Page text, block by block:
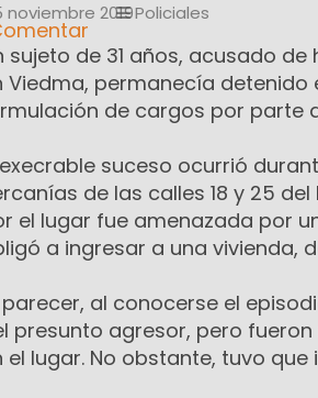
noviembre 2019Policiales
sujeto de 31 años, acusado
Viedma, permanecía
de cargos por parte
execrable suceso ocurrió
de las calles 18 y 25
el lugar fue amenazada por
a ingresar a una vivienda,
al conocerse el
presunto agresor, pero
el lugar. No obstante, tuvo